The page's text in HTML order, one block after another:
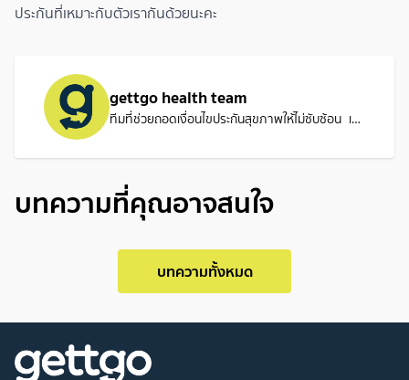
ประกันที่เหมาะกับตัวเรากันด้วยนะคะ
gettgo health team
ทีมที่ช่วยถอดเงื่อนไขประกันสุขภาพให้ไม่ซับซ้อน เพื่อให้คุณเลือกแผนที่เหมาะ และใช้สิทธิ์รักษาได้อย่างมั่นใจเมื่อถึงเวลา
บทความที่คุณอาจสนใจ
บทความทั้งหมด